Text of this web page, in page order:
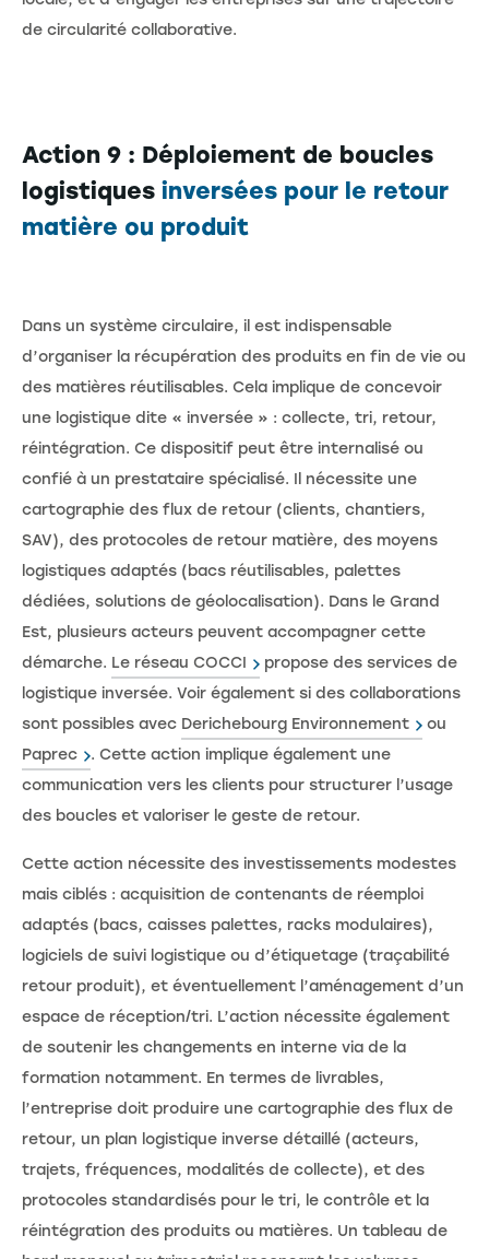
de circularité collaborative.
Action 9 : Déploiement de boucles
logistiques inversées pour le retour
matière ou produit
Dans un système circulaire, il est indispensable
d’organiser la récupération des produits en fin de vie ou
des matières réutilisables. Cela implique de concevoir
une logistique dite « inversée » : collecte, tri, retour,
réintégration. Ce dispositif peut être internalisé ou
confié à un prestataire spécialisé. Il nécessite une
cartographie des flux de retour (clients, chantiers,
SAV), des protocoles de retour matière, des moyens
logistiques adaptés (bacs réutilisables, palettes
dédiées, solutions de géolocalisation). Dans le Grand
Est, plusieurs acteurs peuvent accompagner cette
démarche. Le réseau COCCI
propose des services de
logistique inversée. Voir également si des collaborations
sont possibles avec Derichebourg Environnement
ou
Paprec
. Cette action implique également une
communication vers les clients pour structurer l’usage
des boucles et valoriser le geste de retour.
Cette action nécessite des investissements modestes
mais ciblés : acquisition de contenants de réemploi
adaptés (bacs, caisses palettes, racks modulaires),
logiciels de suivi logistique ou d’étiquetage (traçabilité
retour produit), et éventuellement l’aménagement d’un
espace de réception/tri. L’action nécessite également
de soutenir les changements en interne via de la
formation notamment. En termes de livrables,
l’entreprise doit produire une cartographie des flux de
retour, un plan logistique inverse détaillé (acteurs,
trajets, fréquences, modalités de collecte), et des
protocoles standardisés pour le tri, le contrôle et la
réintégration des produits ou matières. Un tableau de